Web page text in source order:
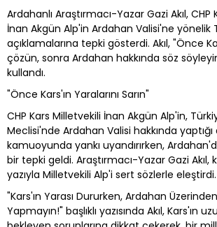
Ardahanlı Araştırmacı-Yazar Gazi Akıl, CHP
İnan Akgün Alp'in Ardahan Valisi'ne yönelik
açıklamalarına tepki gösterdi. Akıl, "Önce
çözün, sonra Ardahan hakkında söz
kullandı.
"Önce Kars'ın Yaralarını Sarın"
CHP Kars Milletvekili İnan Akgün Alp'in,
Meclisi'nde Ardahan Valisi hakkında
kamuoyunda yankı uyandırırken,
bir tepki geldi. Araştırmacı-Yazar Gazi Akıl,
yazıyla Milletvekili Alp'i sert sözlerle eleştirdi.
"Kars'ın Yarası Dururken, Ardahan
Yapmayın!" başlıklı yazısında Akıl, Kars'ın